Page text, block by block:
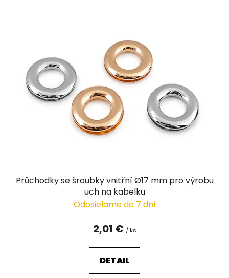
Průchodky se šroubky vnitřní Ø17 mm pro výrobu
uch na kabelku
Odosielame do 7 dní
2,01 € / ks
DETAIL